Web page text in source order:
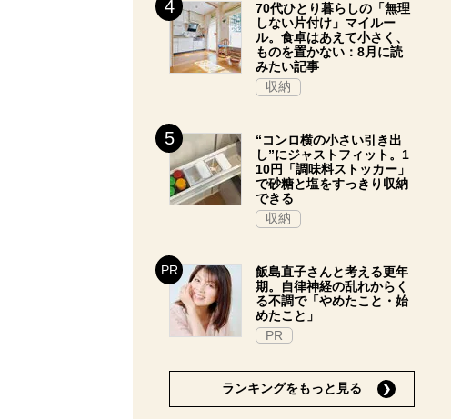
70代ひとり暮らしの「無理
しない片付け」マイルー
ル。食卓はあえて小さく、
ものを置かない：8月に読
みたい記事
収納
“コンロ横の小さい引き出
し”にジャストフィット。1
10円「調味料ストッカー」
で砂糖と塩をすっきり収納
できる
収納
飯島直子さんと考える更年
期。自律神経の乱れからく
る不調で「やめたこと・始
めたこと」
PR
ランキングをもっと見る